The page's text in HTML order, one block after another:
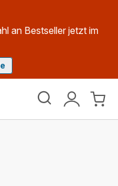
an Bestseller jetzt im
Mein
Mein